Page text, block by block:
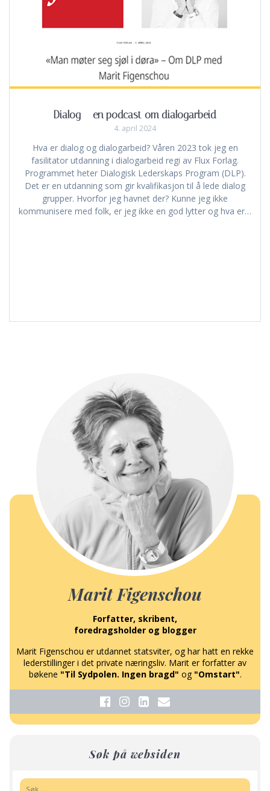
Dialog – en podcast om dialogarbeid
4. april 2024
Hva er dialog og dialogarbeid? Våren 2023 tok jeg en
fasilitator utdanning i dialogarbeid regi av Flux Forlag.
Programmet heter Dialogisk Lederskaps Program (DLP).
Det er en utdanning som gir kvalifikasjon til å lede dialog
grupper. Hvorfor jeg havnet der? Kunne jeg ikke
kommunisere med folk, er jeg ikke en god lytter og hva er…
Marit Figenschou
Forfatter, skribent,
foredragsholder og blogger
Marit Figenschou er utdannet statsviter, og har hatt en rekke
lederstillinger i det private næringsliv. Marit er forfatter av
bøkene "Til Sydpolen. Ingen bragd" og "Omstart".
Søk på websiden